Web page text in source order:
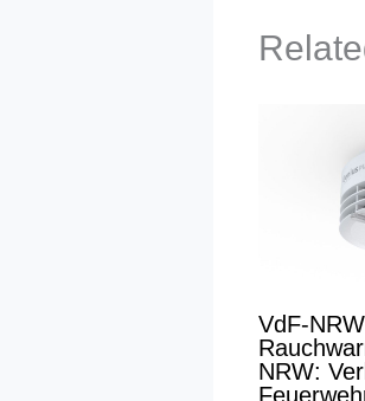
VdF-
NRW: